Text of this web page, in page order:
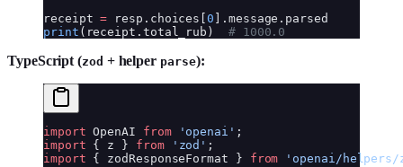
receipt = resp.choices[0 ].message.parsed
print (receipt.total_rub) # 1000.0
TypeScript (zod + helper parse):
import OpenAI from 'openai' ;
import { z } from 'zod' ;
import { zodResponseFormat } from 'openai/helpers/